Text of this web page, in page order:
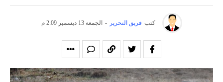
كتب فريق التحرير - الجمعة 13 ديسمبر 2:09 م